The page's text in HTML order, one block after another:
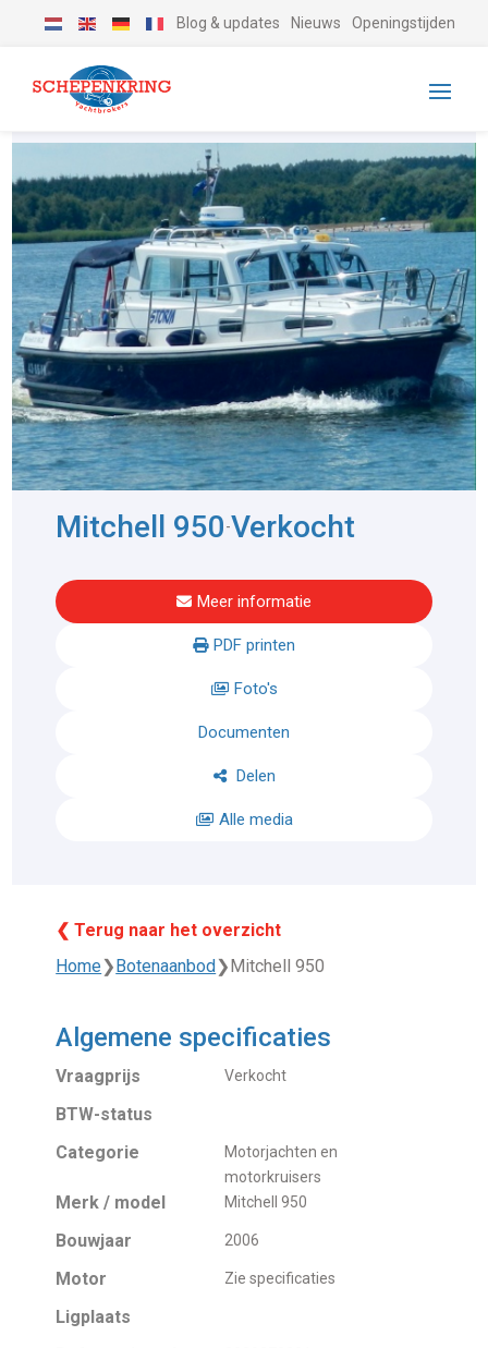
Blog & updates Nieuws Openingstijden
Mitchell 950-Verkocht
Meer informatie
PDF printen
Foto's
Documenten
Delen
Alle media
❮ Terug naar het overzicht
Home❯ Botenaanbod ❯ Mitchell 950
Algemene specificaties
Vraagprijs Verkocht
BTW-status
Categorie
Motorjachten en
motorkruisers
Merk / model Mitchell 950
Bouwjaar 2006
Motor Zie specificaties
Ligplaats